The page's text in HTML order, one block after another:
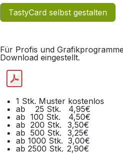
TastyCard selbst gestalten
Für Profis und
Download eingestellt.
1 Stk.​ Muster kostenlos
ab 25 Stk. 4,95€
ab 100 Stk.
​4,50€
ab 200 Stk.
​3,50€
​ab 500 Stk.
​3,25€
​ab 1000 Stk. ​​3,00€
ab 2500 Stk. ​2,90€